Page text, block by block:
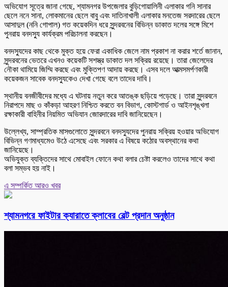
অভিযোগ সূত্রে জানা গেছে, শ্যামনগর উপজেলার বুড়িগোয়ালিনী এলাকার গনি সানার
ছেলে ননে সানা, লোকমানের ছেলে বাবু এবং দাতিনাখালী এলাকার মনতেজ সরদারের ছেলে
আসাদুল (ননি গোপাল) গত কয়েকদিন ধরে সুন্দরবনের বিভিন্ন ডাকাত দলের সঙ্গে মিশে
পুনরায় বনদস্যু কার্যক্রম পরিচালনা করছেন।
বনদস্যুদের কাছ থেকে মুক্ত হয়ে ফেরা একাধিক জেলে নাম প্রকাশ না করার শর্তে জানান,
সুন্দরবনের ভেতরে এখনও কয়েকটি সশস্ত্র ডাকাত দল সক্রিয় রয়েছে। তারা জেলেদের
নৌকা থামিয়ে জিম্মি করছে এবং মুক্তিপণ আদায় করছে। এসব দলে আত্মসমর্পণকারী
কয়েকজন সাবেক বনদস্যুকেও দেখা গেছে বলে তাদের দাবি।
স্থানীয় বনজীবীদের মধ্যে এ ঘটনায় নতুন করে আতঙ্ক ছড়িয়ে পড়েছে। তারা সুন্দরবনে
নিরাপদে মাছ ও কাঁকড়া আহরণ নিশ্চিত করতে বন বিভাগ, কোস্টগার্ড ও আইনশৃঙ্খলা
রক্ষাকারী বাহিনীর নিয়মিত অভিযান জোরদারের দাবি জানিয়েছেন।
উল্লেখ্য, সাম্প্রতিক মাসগুলোতে সুন্দরবনে বনদস্যুদের পুনরায় সক্রিয় হওয়ার অভিযোগ
বিভিন্ন গণমাধ্যমেও উঠে এসেছে এবং সরকার এ বিষয়ে কঠোর অবস্থানের কথা
জানিয়েছে।
অভিযুক্ত ব্যক্তিদের সাথে মোবাইল ফোনে কথা বলার চেষ্টা করলেও তাদের সাথে কথা
বলা সম্ভব হয় নাই।
এ সম্পর্কিত আরও খবর
শ্যামনগরে ফাইটার ক্যারাতে ক্লাবের বেল্ট প্রদান অনুষ্ঠান